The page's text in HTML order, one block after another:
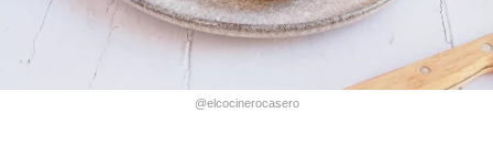
@elcocinerocasero